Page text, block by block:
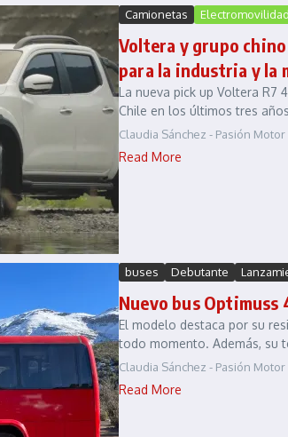
Camionetas Electromovilidad
Voltera y grupo
para la industria y la
La nueva pick up Voltera R7
Chile en los últimos tres
Claudia Sánchez - Pasión Motor
Read More
buses Debutante
Nuevo bus Optimuss
El modelo destaca por su
todo momento. Además, su
Claudia Sánchez - Pasión Motor
Read More